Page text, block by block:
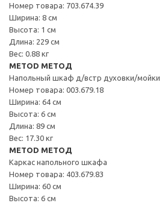
Номер товара: 703.674.39
Ширина: 8 см
Высота: 1 см
Длина: 229 см
Вес: 0.88 кг
METOD МЕТОД
Напольный шкаф д/встр духовки/мойки
Номер товара: 003.679.18
Ширина: 64 см
Высота: 6 см
Длина: 89 см
Вес: 17.30 кг
METOD МЕТОД
Каркас напольного шкафа
Номер товара: 403.679.83
Ширина: 60 см
Высота: 6 см